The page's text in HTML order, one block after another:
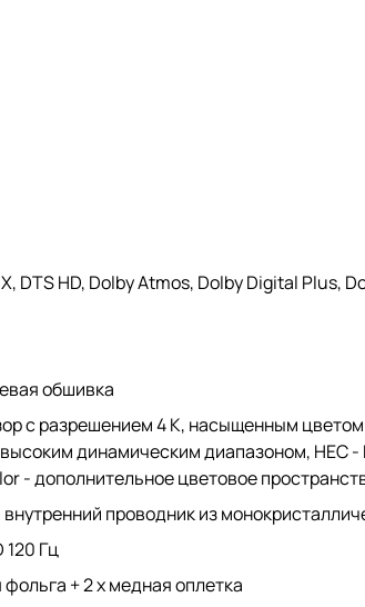
DTS HD, Dolby Atmos, Dolby Digital Plus,
обшивка
с разрешением 4 K, насыщенным
динамическим диапазоном,
- дополнительное цветовое
проводник из
120 Гц
+ 2 x медная оплетка